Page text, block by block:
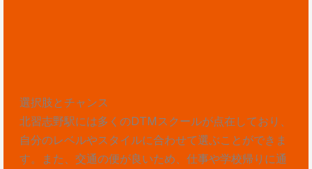
選択肢とチャンス
北習志野駅には多くのDTMスクールが点在しており、
自分のレベルやスタイルに合わせて選ぶことができま
す。また、交通の便が良いため、仕事や学校帰りに通